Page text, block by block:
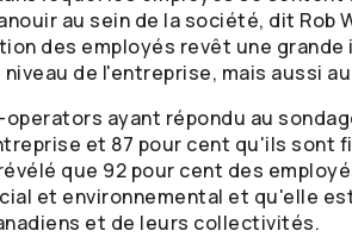
au sein de la société, dit Rob
des employés revêt une
de l'entreprise, mais aussi
operators ayant répondu au
et 87 pour cent qu'ils sont
que 92 pour cent des
et environnemental et qu'elle
et de leurs collectivités.